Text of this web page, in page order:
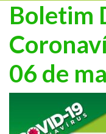
Boletim
06 de